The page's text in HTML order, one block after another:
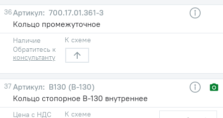
36
700.17.01.361-3
Кольцо промежуточное
Наличие
Обратитесь к
консультанту
К схеме
37
В130 (В-130)
Кольцо стопорное В-130 внутреннее
Цена с НДС К схеме